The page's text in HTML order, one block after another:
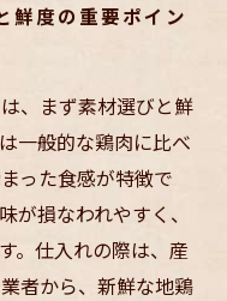
鮮度の重要ポイン
、まず素材選びと鮮
一般的な鶏肉に比べ
った食感が特徴で
が損なわれやすく、
。仕入れの際は、産
者から、新鮮な地鶏